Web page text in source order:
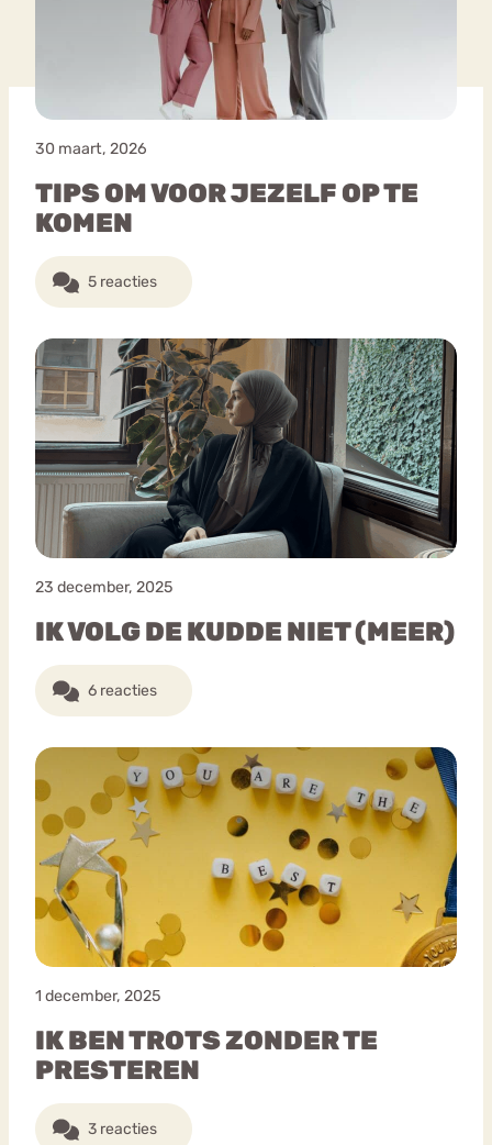
30 maart, 2026
TIPS OM VOOR JEZELF OP TE
KOMEN
5 reacties
23 december, 2025
IK VOLG DE KUDDE NIET (MEER)
6 reacties
1 december, 2025
IK BEN TROTS ZONDER TE
PRESTEREN
3 reacties